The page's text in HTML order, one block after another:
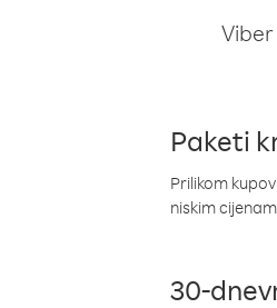
Paketi
Prilikom
niskim
30-